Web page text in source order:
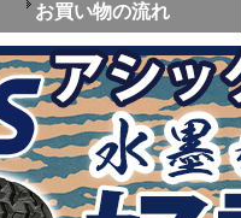
お買い物の流れ